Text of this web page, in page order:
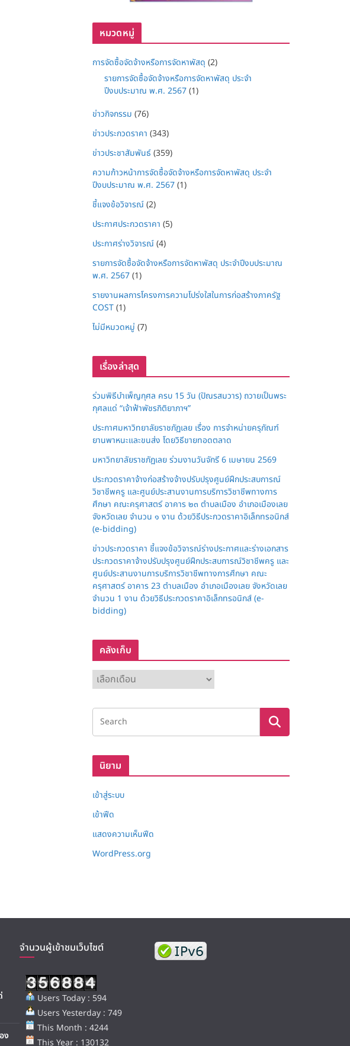
หมวดหมู่
การจัดซื้อจัดจ้างหรือการจัดหาพัสดุ (2)
รายการจัดซื้อจัดจ้างหรือการจัดหาพัสดุ ประจำ
ปีงบประมาณ พ.ศ. 2567(1)
ข่าวกิจกรรม (76)
ข่าวประกวดราคา (343)
ข่าวประชาสัมพันธ์(359)
ความก้าวหน้าการจัดซื้อจัดจ้างหรือการจัดหาพัสดุ ประจำ
ปีงบประมาณ พ.ศ. 2567(1)
ชี้แจงข้อวิจารณ์(2)
ประกาศประกวดราคา (5)
ประกาศร่างวิจารณ์(4)
รายการจัดซื้อจัดจ้างหรือการจัดหาพัสดุ ประจำปีงบประมาณ
พ.ศ. 2567(1)
รายงานผลการโครงการความโปร่งใสในการก่อสร้างภาครัฐ
COST(1)
ไม่มีหมวดหมู่ (7)
เรื่องล่าสุด
ร่วมพิธีบำเพ็ญกุศล ครบ 15 วัน (ปัณรสมวาร) ถวายเป็นพระ
กุศลแด่ “เจ้าฟ้าพัชรกิติยาภาฯ”
ประกาศมหาวิทยาลัยราชภัฏเลย เรื่อง การจำหน่ายครุภัณฑ์
ยานพาหนะและขนส่ง โดยวิธีขายทอดตลาด
มหาวิทยาลัยราชภัฏเลย ร่วมงานวันจักรี 6 เมษายน 2569
ประกวดราคาจ้างก่อสร้างจ้างปรับปรุงศูนย์ฝึกประสบการณ์
วิชาชีพครู และศูนย์ประสานงานการบริการวิชาชีพทางการ
ศึกษา คณะครุศาสตร์ อาคาร ๒๓ ตำบลเมือง อำเภอเมืองเลย
จังหวัดเลย จำนวน ๑ งาน ด้วยวิธีประกวดราคาอิเล็กทรอนิกส์
(e-bidding)
ข่าวประกวดราคา ชี้แจงข้อวิจารณ์ร่างประกาศและร่างเอกสาร
ประกวดราคาจ้างปรับปรุงศูนย์ฝึกประสบการณ์วิชาชีพครู และ
ศูนย์ประสานงานการบริการวิชาชีพทางการศึกษา คณะ
ครุศาสตร์ อาคาร 23 ตำบลเมือง อำเภอเมืองเลย จังหวัดเลย
จำนวน 1 งาน ด้วยวิธีประกวดราคาอิเล็กทรอนิกส์ (e-
bidding)
คลังเก็บ
ลั
ง
ก็
นิยาม
เข้าสู่ระบบ
เข้าฟีด
แสดงความเห็นฟีด
WordPress.org
ง
จำนวนผู้เข้าชมเว็บไซต์
Users Today : 594
Users Yesterday : 749
This Month : 4244
This Year : 130132